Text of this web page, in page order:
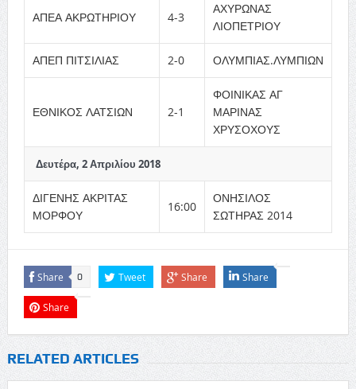
ΑΠΕΑ ΑΚΡΩΤΗΡΙΟΥ 4-3
ΑΧΥΡΩΝΑΣ
ΛΙΟΠΕΤΡΙΟΥ
ΑΠΕΠ ΠΙΤΣΙΛΙΑΣ 2-0 ΟΛΥΜΠΙΑΣ.ΛΥΜΠΙΩΝ
ΕΘΝΙΚΟΣ ΛΑΤΣΙΩΝ 2-1
ΦΟΙΝΙΚΑΣ ΑΓ
ΜΑΡΙΝΑΣ
ΧΡΥΣΟΧΟΥΣ
Δευτέρα, 2 Απριλίου 2018
ΔΙΓΕΝΗΣ ΑΚΡΙΤΑΣ
ΜΟΡΦΟΥ
16:00
ΟΝΗΣΙΛΟΣ
ΣΩΤΗΡΑΣ 2014
Share 0 Tweet Share Share
Share
RELATED ARTICLES